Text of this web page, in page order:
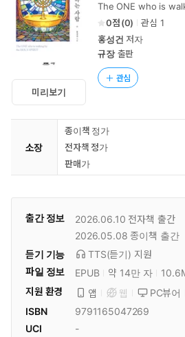
미리보기
The ONE who is
0
(0) 관심 1
홍성건 저자
규장출판
관심
소장
종이책 정가
전자책 정가
판매가
출간 정보 2026.06.10 전자책 출간
2026.05.08 종이책 출간
듣기 기능
TTS(듣기) 지원
파일 정보
EPUB 약 14만 자
지원 환경
앱 웹 PC뷰어
ISBN
9791165047269
UCI
-